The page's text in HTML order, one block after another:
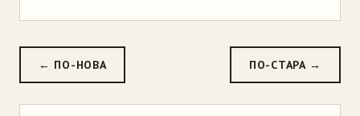
← ПО-НОВА ПО-СТАРА →